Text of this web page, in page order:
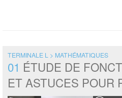
TERMINALE L > MATHÉMATIQUES
01 ÉTUDE DE
ET ASTUCES POUR